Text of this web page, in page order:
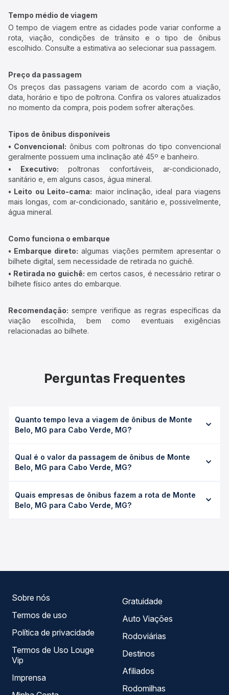
Tempo médio de viagem
O tempo de viagem entre as cidades pode variar conforme a
rota, viação, condições de trânsito e o tipo de ônibus
escolhido. Consulte a estimativa ao selecionar sua passagem.
Preço da passagem
Os preços das passagens variam de acordo com a viação,
data, horário e tipo de poltrona. Confira os valores atualizados
no momento da compra, pois podem sofrer alterações.
Tipos de ônibus disponíveis
• Convencional: ônibus com poltronas do tipo convencional
geralmente possuem uma inclinação até 45º e banheiro.
• Executivo: poltronas confortáveis, ar-condicionado,
sanitário e, em alguns casos, água mineral.
• Leito ou Leito-cama: maior inclinação, ideal para viagens
mais longas, com ar-condicionado, sanitário e, possivelmente,
água mineral.
Como funciona o embarque
• Embarque direto: algumas viações permitem apresentar o
bilhete digital, sem necessidade de retirada no guichê.
• Retirada no guichê: em certos casos, é necessário retirar o
bilhete físico antes do embarque.
Recomendação: sempre verifique as regras específicas da
viação escolhida, bem como eventuais exigências
relacionadas ao bilhete.
Perguntas Frequentes
Quanto tempo leva a viagem de ônibus de Monte
Belo, MG para Cabo Verde, MG?
MG leva em média 0 horas, podendo variar conforme a
viação, o tipo de serviço (convencional, executivo ou
exata de cada opção na data desejada.
Qual é o valor da passagem de ônibus de Monte
Belo, MG para Cabo Verde, MG?
Cabo Verde, MG custa em média não identificado e varia
conforme a data da viagem, a empresa, o tipo de poltrona
Quais empresas de ônibus fazem a rota de Monte
Belo, MG para Cabo Verde, MG?
Sobre nós
Termos de uso
Política de privacidade
Termos de Uso Louge
Vip
Imprensa
Gratuidade
Auto Viações
Rodoviárias
Destinos
Afiliados
Rodomilhas